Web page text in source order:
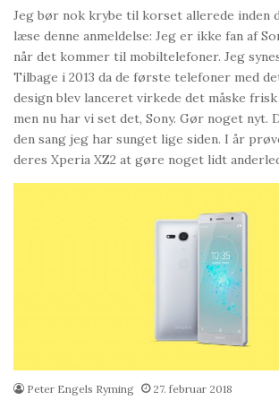
Jeg bør nok krybe til korset allerede inden
læse denne anmeldelse: Jeg er ikke fan af
når det kommer til mobiltelefoner. Jeg
Tilbage i 2013 da de første telefoner med
design blev lanceret virkede det måske
men nu har vi set det, Sony. Gør noget nyt.
den sang jeg har sunget lige siden. I år
deres Xperia XZ2 at gøre noget lidt
Peter Engels Ryming 27. februar 2018